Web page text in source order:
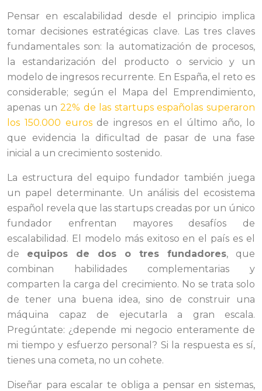
Pensar en escalabilidad desde el principio implica
tomar decisiones estratégicas clave. Las tres claves
fundamentales son: la automatización de procesos,
la estandarización del producto o servicio y un
modelo de ingresos recurrente. En España, el reto es
considerable; según el Mapa del Emprendimiento,
apenas un22% de las startups españolas superaron
los 150.000 eurosde ingresos en el último año, lo
que evidencia la dificultad de pasar de una fase
inicial a un crecimiento sostenido.
La estructura del equipo fundador también juega
un papel determinante. Un análisis del ecosistema
español revela que las startups creadas por un único
fundador enfrentan mayores desafíos de
escalabilidad. El modelo más exitoso en el país es el
de equipos de dos o tres fundadores, que
combinan habilidades complementarias y
comparten la carga del crecimiento. No se trata solo
de tener una buena idea, sino de construir una
máquina capaz de ejecutarla a gran escala.
Pregúntate: ¿depende mi negocio enteramente de
mi tiempo y esfuerzo personal? Si la respuesta es sí,
tienes una cometa, no un cohete.
Diseñar para escalar te obliga a pensar en sistemas,